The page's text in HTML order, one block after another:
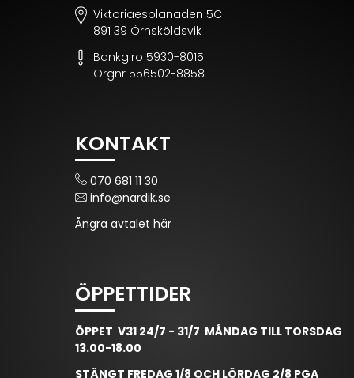
Viktoriaesplanaden 5C
891 39 Örnsköldsvik
Bankgiro 5930-8015
Orgnr 556502-8858
KONTAKT
070 681 11 30
info@nardik.se
Ångra avtalet här
ÖPPETTIDER
ÖPPET V31 24/7 - 31/7 MÅNDAG TILL TORSDAG
13.00-18.00
STÄNGT FREDAG 1/8 OCH LÖRDAG 2/8 PGA